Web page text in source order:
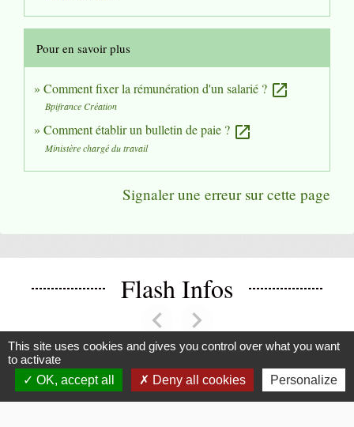
Pour en savoir plus
Comment fixer la rémunération d'un salarié ? open_in_new
Bpifrance Création
Comment établir un bulletin de paie ? open_in_new
Ministère chargé du travail
Signaler une erreur sur cette page
Flash Infos
chevron_leftPrevious
chevron_rightNext
Voir tout
This site uses cookies and gives you control over what you want
to activate
OK, accept all
Deny all cookies Personalize